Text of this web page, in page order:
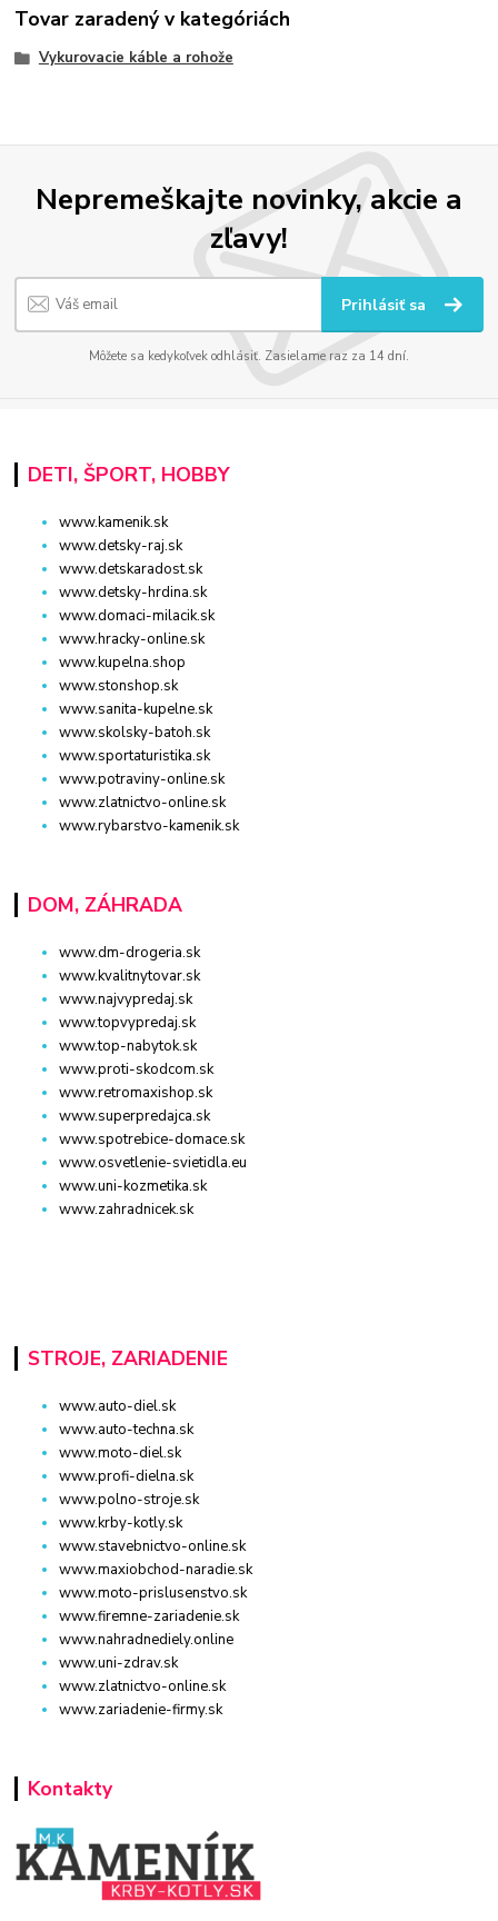
Tovar zaradený v kategóriách
Vykurovacie káble a rohože
Nepremeškajte novinky, akcie a
zľavy!
Prihlásiť sa
Môžete sa kedykoľvek odhlásiť. Zasielame raz za 14 dní.
DETI, ŠPORT, HOBBY
www.kamenik.sk
www.detsky-raj.sk
www.detskaradost.sk
www.detsky-hrdina.sk
www.domaci-milacik.sk
www.hracky-online.sk
www.kupelna.shop
www.stonshop.sk
www.sanita-kupelne.sk
www.skolsky-batoh.sk
www.sportaturistika.sk
www.potraviny-online.sk
www.zlatnictvo-online.sk
www.rybarstvo-kamenik.sk
DOM, ZÁHRADA
www.dm-drogeria.sk
www.kvalitnytovar.sk
www.najvypredaj.sk
www.topvypredaj.sk
www.top-nabytok.sk
www.proti-skodcom.sk
www.retromaxishop.sk
www.superpredajca.sk
www.spotrebice-domace.sk
www.osvetlenie-svietidla.eu
www.uni-kozmetika.sk
www.zahradnicek.sk
STROJE, ZARIADENIE
www.auto-diel.sk
www.auto-techna.sk
www.moto-diel.sk
www.profi-dielna.sk
www.polno-stroje.sk
www.krby-kotly.sk
www.stavebnictvo-online.sk
www.maxiobchod-naradie.sk
www.moto-prislusenstvo.sk
www.firemne-zariadenie.sk
www.nahradnediely.online
www.uni-zdrav.sk
www.zlatnictvo-online.sk
www.zariadenie-firmy.sk
Kontakty